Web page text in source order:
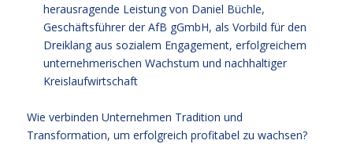
herausragende Leistung von Daniel Büchle,
Geschäftsführer der AfB gGmbH, als Vorbild für den
Dreiklang aus sozialem Engagement, erfolgreichem
unternehmerischen Wachstum und nachhaltiger
Kreislaufwirtschaft
Wie verbinden Unternehmen Tradition und
Transformation, um erfolgreich profitabel zu wachsen?